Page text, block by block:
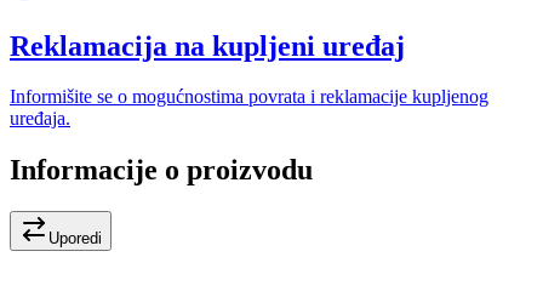
Reklamacija na kupljeni uređaj
Informišite se o mogućnostima povrata i reklamacije kupljenog
uređaja.
Informacije o proizvodu
Uporedi